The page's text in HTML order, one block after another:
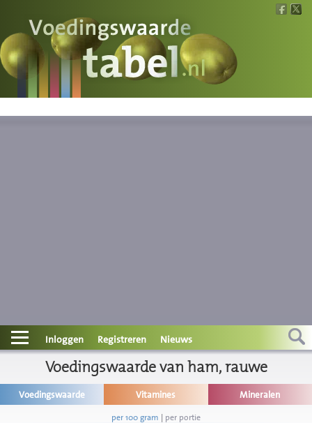
Voedingswaarde
Wat is wat?
Contact
Informatie
Disclaimer
Inloggen Registreren Nieuws
Voedingswaarde van ham, rauwe
Voedingswaarde Vitamines Mineralen
per 100 gram | per portie